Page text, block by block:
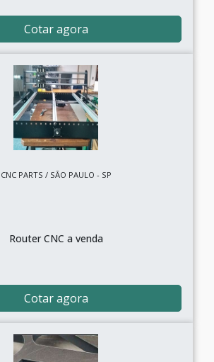
Cotar agora
CNC PARTS / SÃO PAULO - SP
Router CNC a venda
Cotar agora